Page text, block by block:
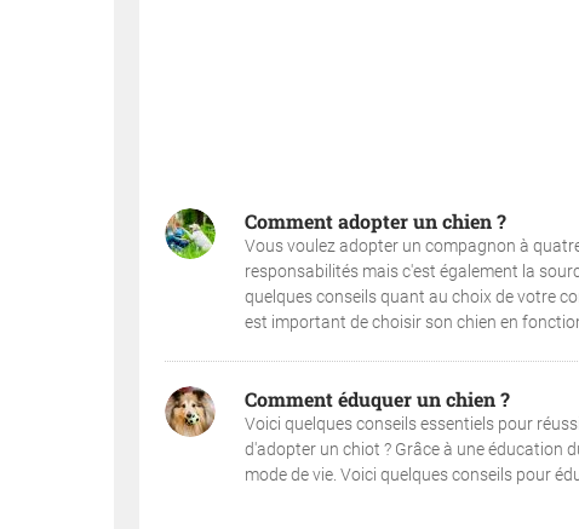
Comment adopter un chien ?
Vous voulez adopter un compagnon à
responsabilités mais c'est également la
quelques conseils quant au choix de votre
est important de choisir son chien en
Comment éduquer un chien ?
Voici quelques conseils essentiels pour
d'adopter un chiot ? Grâce à une éducation
mode de vie. Voici quelques conseils pour